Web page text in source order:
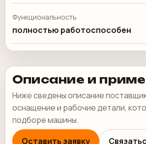
Функциональность
полностью работоспособен
Описание и
Ниже сведены описание
оснащение и рабочие детали,
подборе машины.
Оставить заявку